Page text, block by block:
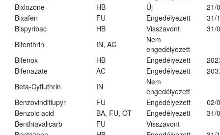
Bixlozone
HB Új
21/
Bixafen
FU Engedélyezett
31/
Bispyribac
HB Visszavont
31/
Bifenthrin
IN, AC
Nem
engedélyezett
Bifenox
HB Engedélyezett
Bifenazate
AC Engedélyezett
Beta-Cyfluthrin
IN
Nem
engedélyezett
Benzovindiflupyr
FU Engedélyezett
02/
Benzoic acid
BA, FU, OT Engedélyezett
31/
Benthiavalicarb
FU
Visszavont